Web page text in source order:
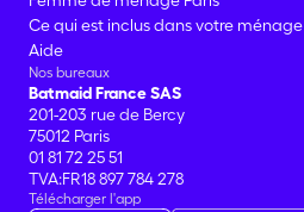
Ce qui est inclus dans votre ménage
Aide
Nos bureaux
Batmaid France SAS
201-203 rue de Bercy
75012 Paris
01 81 72 25 51
TVA:FR18 897 784 278
Télécharger l'app